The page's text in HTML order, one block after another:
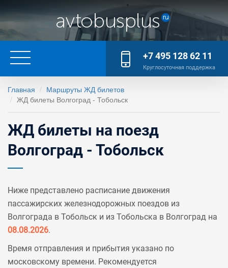
+7 495 128 62 11
Круглосуточная поддержка
Главная
Маршруты ЖД билетов
ЖД билеты Волгоград - Тобольск
ЖД билеты на поезд
Волгоград - Тобольск
Ниже представлено расписание движения
пассажирских железнодорожных поездов из
Волгограда в Тобольск и из Тобольска в Волгоград на
08.08.2026.
Время отправления и прибытия указано по
московскому времени. Рекомендуется